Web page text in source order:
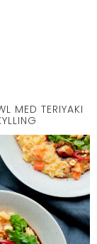
MED TERIYAKI